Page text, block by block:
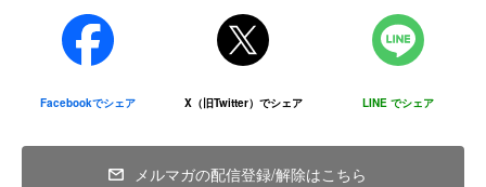
●地震から1カ月。被災地から届いた声―（2025年4月28日
更新）
続ける被災者からはこんな切実な声も－。
▶病院で治療中の、食料を受け取った被災者の方
（2）JPFの事業計画、活動方針などの各種決定事項、諸活
動や研究内容を関係者に周知し、報告資料の作成・送付を
すること
（3）JPFへの寄付または会費等の依頼・請求および領収
（4）JPFが主催、協賛等によって関与するイベント等の運
（6）その他、JPFの業務や活動を円滑に進めていくために
Facebookでシェア X（旧Twitter）でシェア LINE でシェア
メルマガの配信登録/解除はこちら